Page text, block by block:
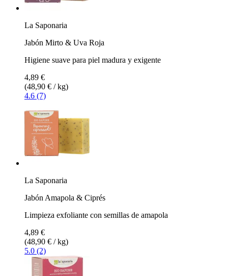
La Saponaria
Jabón Mirto & Uva Roja
Higiene suave para piel madura y exigente
4,89 €
(48,90 € / kg)
4.6 (7)
La Saponaria
Jabón Amapola & Ciprés
Limpieza exfoliante con semillas de amapola
4,89 €
(48,90 € / kg)
5.0 (2)